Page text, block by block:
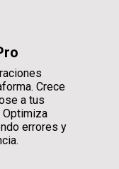
Crece
a tus
Optimiza
errores y